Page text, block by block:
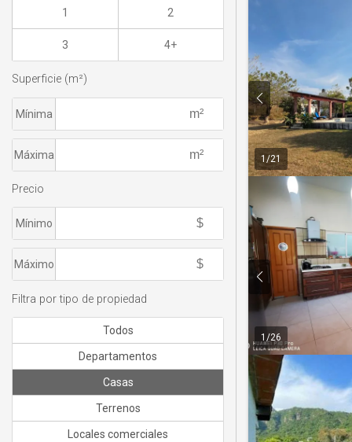
1 /21
1 /26
1 2
3 4+
Superficie (m²)
Mínima
Máxima
Precio
Mínimo
Máximo
Filtra por tipo de propiedad
Todos
Departamentos
Casas
Terrenos
Locales comerciales